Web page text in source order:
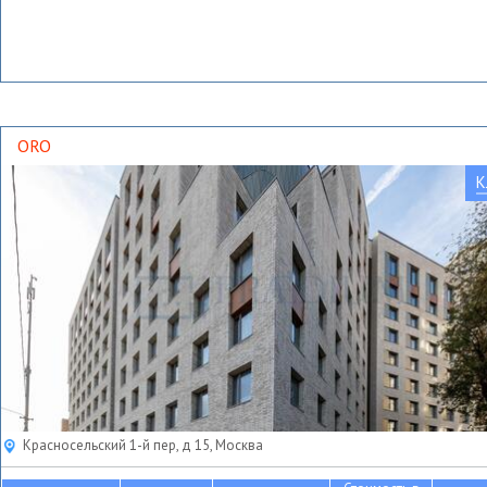
ORO
Красносельский 1-й пер, д 15, Москва